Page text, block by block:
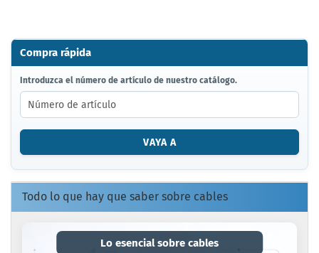
Compra rápida
INTRODUZCA
EL
NÚMERO
DE
ARTÍCULO
NUESTRO
CATÁLOGO.
Introduzca el número de artículo de nuestro catálogo.
VAYA A
Todo lo que hay que saber sobre cables
Lo esencial sobre cables